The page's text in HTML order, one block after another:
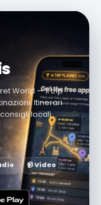
World — il trip
Itinerari
locali.
📹 Video